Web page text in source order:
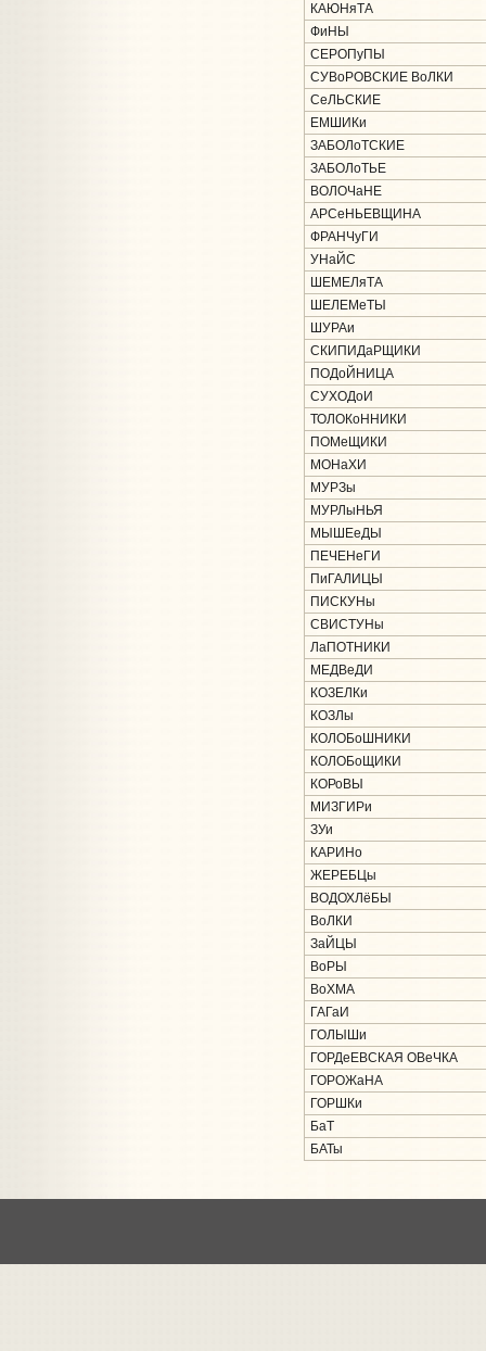
КАЮНяТА
ФиНЫ
СЕРОПуПЫ
СУВоРОВСКИЕ ВоЛКИ
СеЛЬСКИЕ
ЕМШИКи
ЗАБОЛоТСКИЕ
ЗАБОЛоТЬЕ
ВОЛОЧаНЕ
АРСеНЬЕВЩИНА
ФРАНЧуГИ
УНаЙС
ШЕМЕЛяТА
ШЕЛЕМеТЫ
ШУРАи
СКИПИДаРЩИКИ
ПОДоЙНИЦА
СУХОДоИ
ТОЛОКоННИКИ
ПОМеЩИКИ
МОНаХИ
МУРЗы
МУРЛыНЬЯ
МЫШЕеДЫ
ПЕЧЕНеГИ
ПиГАЛИЦЫ
ПИСКУНы
СВИСТУНы
ЛаПОТНИКИ
МЕДВеДИ
КОЗЕЛКи
КОЗЛы
КОЛОБоШНИКИ
КОЛОБоЩИКИ
КОРоВЫ
МИЗГИРи
ЗУи
КАРИНо
ЖЕРЕБЦы
ВОДОХЛёБЫ
ВоЛКИ
ЗаЙЦЫ
ВоРЫ
ВоХМА
ГАГаИ
ГОЛЫШи
ГОРДеЕВСКАЯ ОВеЧКА
ГОРОЖаНА
ГОРШКи
БаТ
БАТы